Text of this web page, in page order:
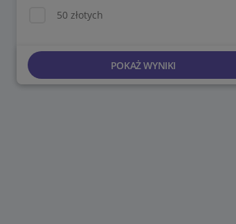
50 złotych
POKAŻ WYNIKI